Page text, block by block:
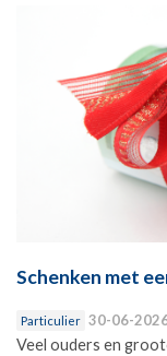
Schenken met
Particulier 30-06-
Veel ouders en